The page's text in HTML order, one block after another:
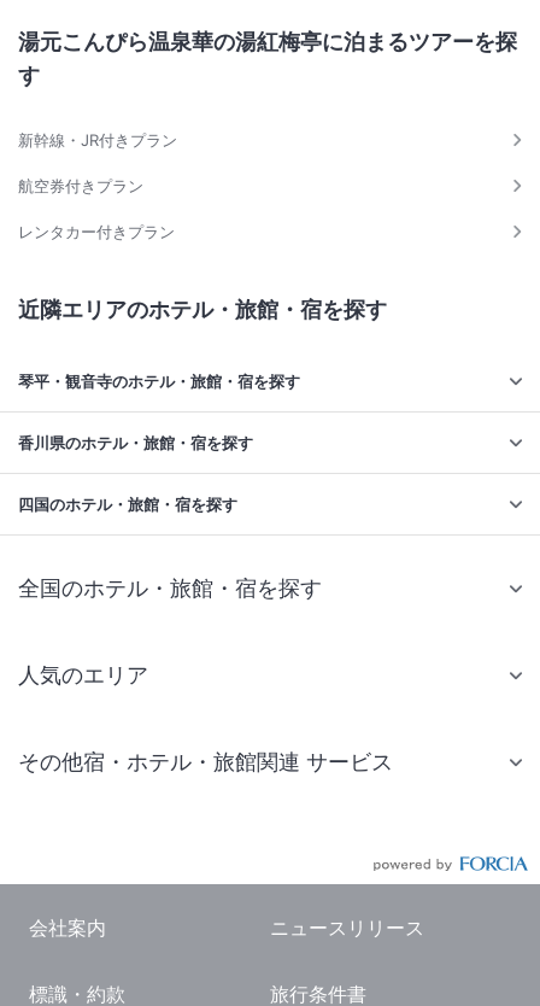
湯元こんぴら温泉華の湯紅梅亭に泊まるツアーを探
す
新幹線・JR付きプラン
航空券付きプラン
レンタカー付きプラン
近隣エリアのホテル・旅館・宿を探す
琴平・観音寺のホテル・旅館・宿を探す
香川県のホテル・旅館・宿を探す
四国のホテル・旅館・宿を探す
全国のホテル・旅館・宿を探す
人気のエリア
仙台 ホテル
東京ドーム ホテル
その他宿・ホテル・旅館関連 サービス
会社案内 ニュースリリース
標識・約款 旅行条件書